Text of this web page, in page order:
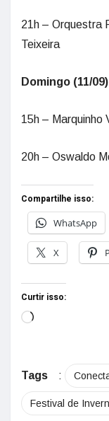
21h – Orquestra
Teixeira
Domingo (11/09)
15h – Marquinho
20h – Oswaldo
Compartilhe isso:
WhatsApp
X
Curtir isso:
Tags :
Festival de